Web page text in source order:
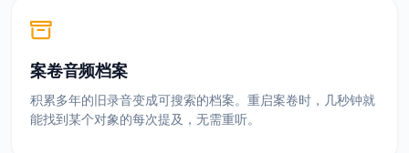
案卷音频档案
积累多年的旧录音变成可搜索的档案。重启案卷时，几秒钟就
能找到某个对象的每次提及，无需重听。